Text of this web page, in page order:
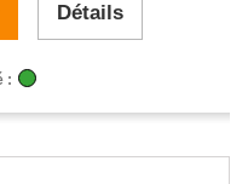
Détails
: